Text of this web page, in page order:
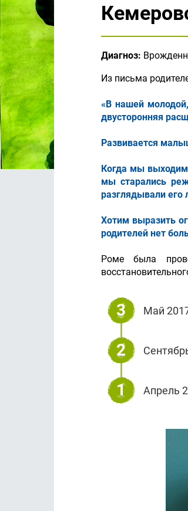
Диагноз:
Из письма
«В нашей
двусторонняя
Развивается
Когда мы
мы старались
разглядывали его
Хотим выразить
родителей нет
Роме была
3 Май
2
1 Апрель